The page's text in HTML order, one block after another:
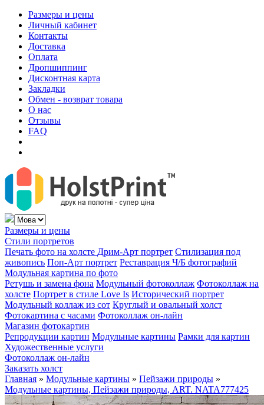
Размеры и цены
Личный кабинет
Контакты
Доставка
Оплата
Дропшиппинг
Дисконтная карта
Закладки
Обмен - возврат товара
О нас
Отзывы
FAQ
Размеры и цены
Стили портретов
Печать фото на холсте Дрим-Арт портрет Стилизация под
живопись Поп-Арт портрет Реставрация Ч/Б фотографий
Модульная картина по фото
Ретушь и замена фона Модульный фотоколлаж Фотоколлаж на
холсте Портрет в стиле Love Is Исторический портрет
Модульный коллаж из сот Круглый и овальный холст
Фотокартина с часами Фотоколлаж он-лайн
Магазин фотокартин
Репродукции картин Модульные картины Рамки для картин
Художественные услуги
Фотоколлаж он-лайн
Заказать холст
Главная » Модульные картины » Пейзажи природы »
Модульные картины, Пейзажи природы, ART. NATA777425